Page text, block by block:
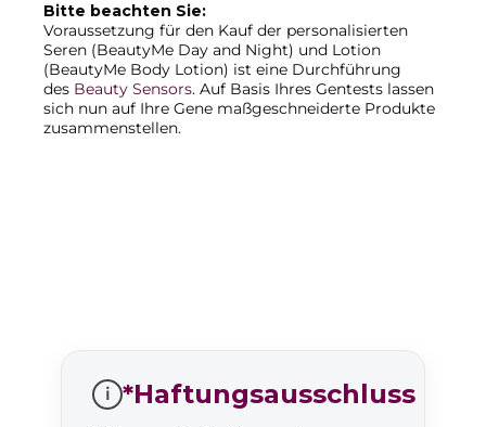
Bitte beachten Sie:
Voraussetzung für den Kauf der personalisierten
Seren (BeautyMe Day and Night) und Lotion
(BeautyMe Body Lotion) ist eine Durchführung
des Beauty Sensors. Auf Basis Ihres Gentests lassen
sich nun auf Ihre Gene maßgeschneiderte Produkte
zusammenstellen.
i *Haftungsausschluss